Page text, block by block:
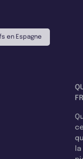
en Espagne
la